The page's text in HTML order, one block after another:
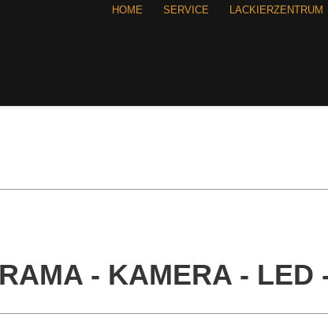
HOME SERVICE LACKIERZENTRUM
- KAMERA - LED